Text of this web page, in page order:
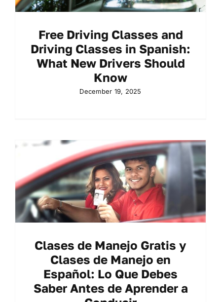
Free Driving Classes and
Driving Classes in Spanish:
What New Drivers Should
Know
December 19, 2025
Clases de Manejo Gratis y
Clases de Manejo en
Español: Lo Que Debes
Saber Antes de Aprender a